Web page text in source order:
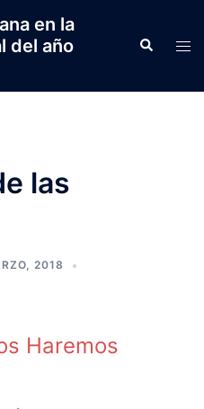
en la
del año
Search
las
2018
Haremos